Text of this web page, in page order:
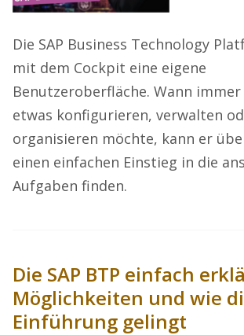
Die SAP Business Technology
mit dem Cockpit eine eigene
Benutzeroberfläche. Wann
etwas konfigurieren, verwalten
organisieren möchte, kann er
einen einfachen Einstieg in die
Aufgaben finden.
Die SAP BTP einfach
Möglichkeiten und wie
Einführung gelingt